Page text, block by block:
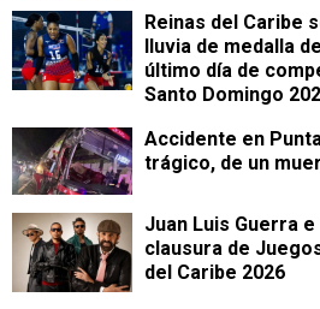
Reinas del Caribe
lluvia de medalla
último día de
Santo Domingo
Accidente en
trágico, de un
Juan Luis Guerra
clausura de
del Caribe 2026